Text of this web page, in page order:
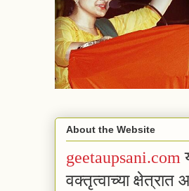
About the Website
geetaupsani.com
वक्तृत्वाच्या